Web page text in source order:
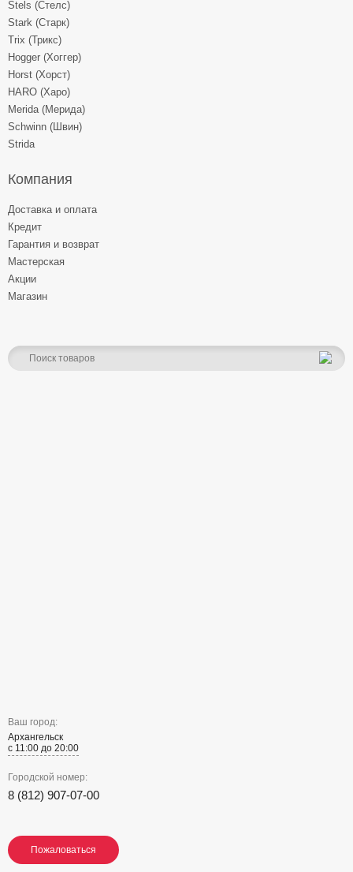
Stels (Стелс)
Stark (Старк)
Trix (Трикс)
Hogger (Хоггер)
Horst (Хорст)
HARO (Харо)
Merida (Мерида)
Schwinn (Швин)
Strida
Компания
Доставка и оплата
Кредит
Гарантия и возврат
Мастерская
Акции
Магазин
Ваш город:
Архангельск
с 11:00 до 20:00
Городской номер:
8 (812) 907-07-00
Пожаловаться
Пожаловаться
Пожаловаться